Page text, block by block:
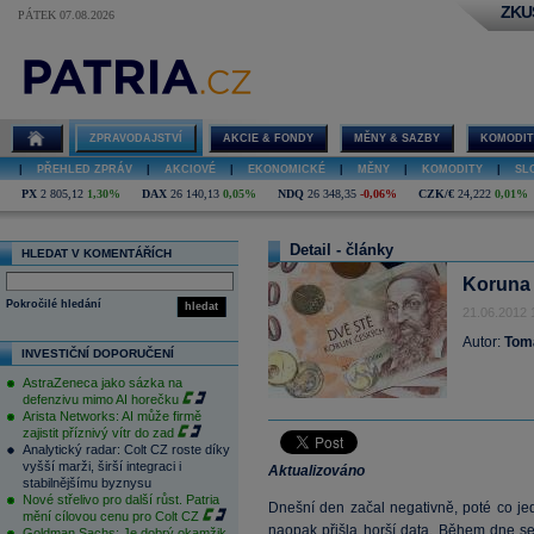
PÁTEK 07.08.2026
ZPRAVODAJSTVÍ AKCIE & FONDY MĚNY & SAZBY
PŘEHLED ZPRÁV AKCIOVÉ EKONOMICKÉ MĚNY KOMODITY
PX 2 805,12 1,30% DAX 26 140,13 0,05% NDQ 26 348,35 -0,06% CZK/€ 24,222 0,01%
HLEDAT V KOMENTÁŘÍCH
hledat
Pokročilé hledání
INVESTIČNÍ DOPORUČENÍ
AstraZeneca jako sázka na
defenzivu mimo AI horečku
Arista Networks: AI může firmě
zajistit příznivý vítr do zad
Analytický radar: Colt CZ roste díky
vyšší marži, širší integraci i
stabilnějšímu byznysu
Nové střelivo pro další růst. Patria
mění cílovou cenu pro Colt CZ
Detail - články
21.06.2012
Autor:
Aktualizováno
Dnešní den začal negativně, poté co
naopak přišla horší data. Během dne